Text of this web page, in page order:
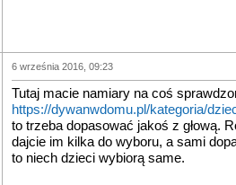
6 września 2016, 09:23
Tutaj macie namiary na coś
https://dywanwdomu.pl/kategoria/
to trzeba dopasować jakoś z głową.
dajcie im kilka do wyboru, a sami
to niech dzieci wybiorą same.